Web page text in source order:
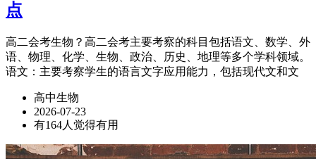
点
高二会考生物？高二会考主要考察的科目包括语文、数学、外
语、物理、化学、生物、政治、历史、地理等多个学科领域。
语文：主要考察学生的语言文字应用能力，包括现代文和文
高中生物
2026-07-23
有164人觉得有用